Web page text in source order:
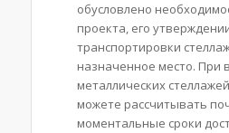
обусловлено
проекта, его
транспортировки
назначенное место. При
металлических
можете рассчитывать
моментальные сроки